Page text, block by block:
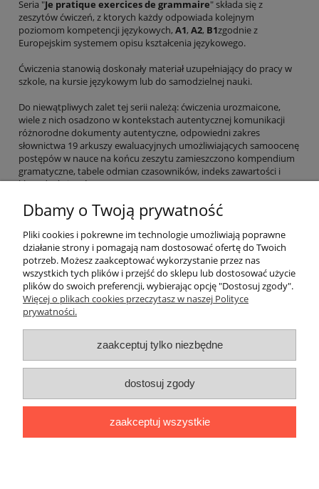
Seria "Je pratique exercices de grammaire" składa się z
zeszytów ćwiczeń, z ktorych każdy odpowiada kolejnym
poziomom kompetencji językowych, A1, A2, B1zgodnie z
Europejskim systemem opisu kształcenia językowego.
Ćwiczenia stanowią doskonały materiał uzupełniający do pracy w
szkole, na kursie językowym lub do samodzielnej nauki.
Do niewątpliwych zalet tej serii należą: ćwiczenia urozmaicone,
wiele z nich osadzono w kontekstach autentycznej komunikacji
różnorodne dokumenty autentyczne, odpowiedni zakres
słownictwa 19 arkuszy ewaluacyjnych umożliwiających samoocenę
postępów w nauce na końcu zeszytu zamieszczono kompendium
gramatyczne, tabele odmian czasowników, indeks zawartości i
klucz do ćwiczeń.
EAN: 9782278058211
O nas
Płatności i dostawa
Moje konto
"Romanista" Internetowa Księgarnia Językowa 2025
Ul. Bolesława Limanowskiego 102 lok. 45, 91-042 Łódź |
424 186|biuro@romanista.edu.pl
Dbamy o Twoją prywatność
Pliki cookies i pokrewne im technologie umożliwiają poprawne
działanie strony i pomagają nam dostosować ofertę do Twoich
potrzeb. Możesz zaakceptować wykorzystanie przez nas
wszystkich tych plików i przejść do sklepu lub dostosować użycie
plików do swoich preferencji, wybierając opcję "Dostosuj zgody".
Więcej o plikach cookies przeczytasz w naszej Polityce
prywatności.
zaakceptuj tylko niezbędne
dostosuj zgody
zaakceptuj wszystkie